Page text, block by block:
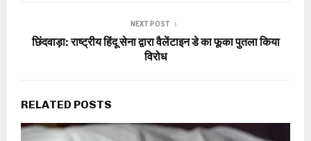
NEXT POST
छिंदवाड़ा: राष्ट्रीय हिंदू सेना द्वारा वैलेंटाइन डे का फूका पुतला किया
विरोध
RELATED POSTS